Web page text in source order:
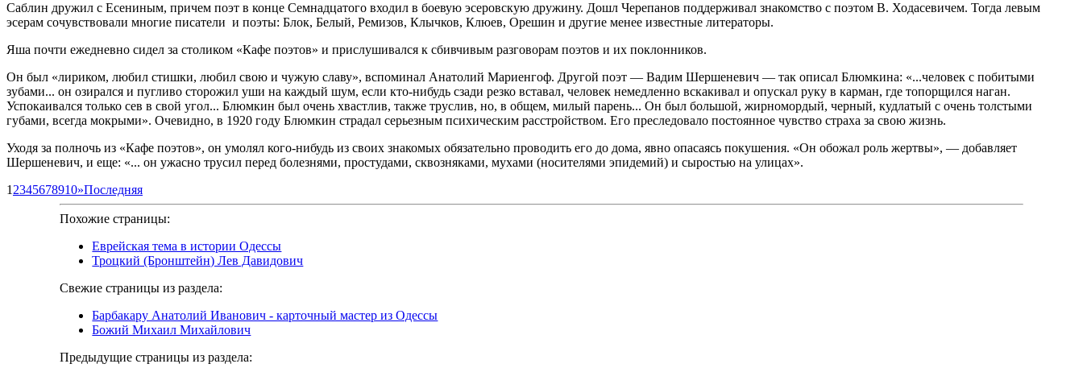
Саблин дружил с Есениным, причем поэт в конце Семнадцатого входил в боевую эсеровскую дружину. Дошл Черепанов поддерживал знакомство с поэтом В. Ходасевичем. Тогда левым
эсерам сочувствовали многие писатели и поэты: Блок, Белый, Ремизов, Клычков, Клюев, Орешин и другие менее известные литераторы.
Яша почти ежедневно сидел за столиком «Кафе поэтов» и прислушивался к сбивчивым разговорам поэтов и их поклонников.
Он был «лириком, любил стишки, любил свою и чужую славу», вспоминал Анатолий Мариенгоф. Другой поэт — Вадим Шершеневич — так описал Блюмкина: «...человек с побитыми
зубами... он озирался и пугливо сторожил уши на каждый шум, если кто-нибудь сзади резко вставал, человек немедленно вскакивал и опускал руку в карман, где топорщился наган.
Успокаивался только сев в свой угол... Блюмкин был очень хвастлив, также труслив, но, в общем, милый парень... Он был большой, жирномордый, черный, кудлатый с очень толстыми
губами, всегда мокрыми». Очевидно, в 1920 году Блюмкин страдал серьезным психическим расстройством. Его преследовало постоянное чувство страха за свою жизнь.
Уходя за полночь из «Кафе поэтов», он умолял кого-нибудь из своих знакомых обязательно проводить его до дома, явно опасаясь покушения. «Он обожал роль жертвы», — добавляет
Шершеневич, и еще: «... он ужасно трусил перед болезнями, простудами, сквозняками, мухами (носителями эпидемий) и сыростью на улицах».
12345678910»Последняя
Похожие страницы:
Еврейская тема в истории Одессы
Троцкий (Бронштейн) Лев Давидович
Свежие страницы из раздела:
Барбакару Анатолий Иванович - карточный мастер из Одессы
Божий Михаил Михайлович
Предыдущие страницы из раздела: